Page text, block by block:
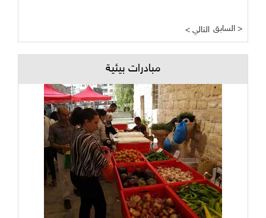
< التالي السابق >
مبادرات بيئية